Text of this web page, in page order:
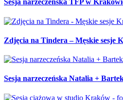
Sesja narzeczeńska TFP w
Zdjęcia na Tindera – Męskie sesje
Sesja narzeczeńska Natalia +